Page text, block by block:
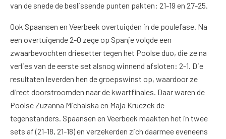
van de snede de beslissende punten pakten: 21-19 en 27-25.
Ook Spaansen en Veerbeek overtuigden in de poulefase. Na
een overtuigende 2-0 zege op Spanje volgde een
zwaarbevochten driesetter tegen het Poolse duo, die ze na
verlies van de eerste set alsnog winnend afsloten: 2-1. Die
resultaten leverden hen de groepswinst op, waardoor ze
direct doorstroomden naar de kwartfinales. Daar waren de
Poolse Zuzanna Michalska en Maja Kruczek de
tegenstanders. Spaansen en Veerbeek maakten het in twee
sets af (21-18, 21-18) en verzekerden zich daarmee eveneens